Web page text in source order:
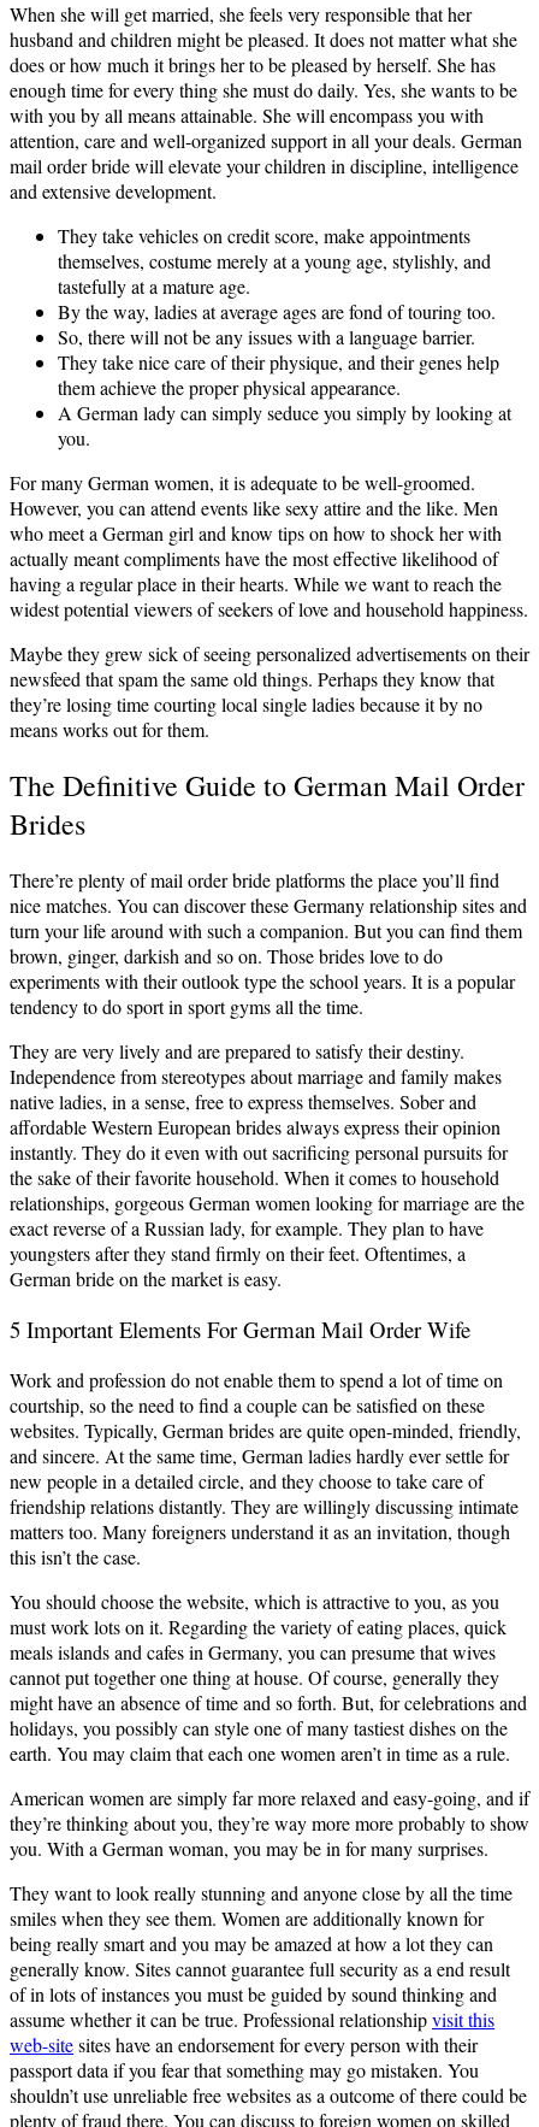
When she will get married, she feels very responsible that her
husband and children might be pleased. It does not matter what she
does or how much it brings her to be pleased by herself. She has
enough time for every thing she must do daily. Yes, she wants to be
with you by all means attainable. She will encompass you with
attention, care and well-organized support in all your deals. German
mail order bride will elevate your children in discipline, intelligence
and extensive development.
They take vehicles on credit score, make appointments
themselves, costume merely at a young age, stylishly, and
tastefully at a mature age.
By the way, ladies at average ages are fond of touring too.
So, there will not be any issues with a language barrier.
They take nice care of their physique, and their genes help
them achieve the proper physical appearance.
A German lady can simply seduce you simply by looking at
you.
For many German women, it is adequate to be well-groomed.
However, you can attend events like sexy attire and the like. Men
who meet a German girl and know tips on how to shock her with
actually meant compliments have the most effective likelihood of
having a regular place in their hearts. While we want to reach the
widest potential viewers of seekers of love and household happiness.
Maybe they grew sick of seeing personalized advertisements on their
newsfeed that spam the same old things. Perhaps they know that
they’re losing time courting local single ladies because it by no
means works out for them.
The Definitive Guide to German Mail Order
Brides
There’re plenty of mail order bride platforms the place you’ll find
nice matches. You can discover these Germany relationship sites and
turn your life around with such a companion. But you can find them
brown, ginger, darkish and so on. Those brides love to do
experiments with their outlook type the school years. It is a popular
tendency to do sport in sport gyms all the time.
They are very lively and are prepared to satisfy their destiny.
Independence from stereotypes about marriage and family makes
native ladies, in a sense, free to express themselves. Sober and
affordable Western European brides always express their opinion
instantly. They do it even with out sacrificing personal pursuits for
the sake of their favorite household. When it comes to household
relationships, gorgeous German women looking for marriage are the
exact reverse of a Russian lady, for example. They plan to have
youngsters after they stand firmly on their feet. Oftentimes, a
German bride on the market is easy.
5 Important Elements For German Mail Order Wife
Work and profession do not enable them to spend a lot of time on
courtship, so the need to find a couple can be satisfied on these
websites. Typically, German brides are quite open-minded, friendly,
and sincere. At the same time, German ladies hardly ever settle for
new people in a detailed circle, and they choose to take care of
friendship relations distantly. They are willingly discussing intimate
matters too. Many foreigners understand it as an invitation, though
this isn’t the case.
You should choose the website, which is attractive to you, as you
must work lots on it. Regarding the variety of eating places, quick
meals islands and cafes in Germany, you can presume that wives
cannot put together one thing at house. Of course, generally they
might have an absence of time and so forth. But, for celebrations and
holidays, you possibly can style one of many tastiest dishes on the
earth. You may claim that each one women aren’t in time as a rule.
American women are simply far more relaxed and easy-going, and if
they’re thinking about you, they’re way more more probably to show
you. With a German woman, you may be in for many surprises.
They want to look really stunning and anyone close by all the time
smiles when they see them. Women are additionally known for
being really smart and you may be amazed at how a lot they can
generally know. Sites cannot guarantee full security as a end result
of in lots of instances you must be guided by sound thinking and
assume whether it can be true. Professional relationshipvisit this
web-sitesites have an endorsement for every person with their
passport data if you fear that something may go mistaken. You
shouldn’t use unreliable free websites as a outcome of there could be
plenty of fraud there. You can discuss to foreign women on skilled